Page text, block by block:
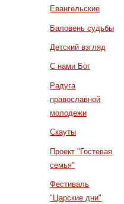
Евангельские
Баловень судьбы
Детский взгляд
С нами Бог
Радуга
православной
молодежи
Скауты
Проект "Гостевая
семья"
Фестиваль
"Царские дни"